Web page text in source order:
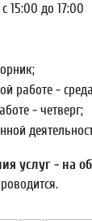
15:00 до 17:00
работе -
- четверг;
услуг - на